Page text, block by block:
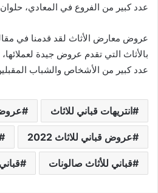
عدد كبير من الفروع في المعادي،
عروض معارض الأثاث لقد قدمنا في
بالأثاث التي تقدم عروض جيدة
عدد كبير من الأشخاص والشباب
انتريهات قباني للاثاث عروض
عروض قباني للاثاث 2022
قباني للأثاث صالونات